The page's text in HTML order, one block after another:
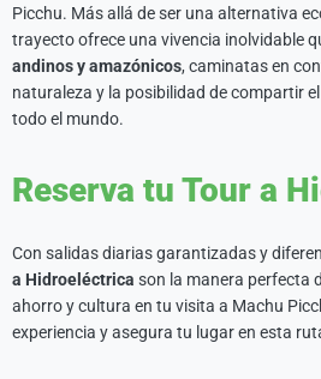
Picchu. Más allá de ser una alternativa
trayecto ofrece una vivencia inolvidable
andinos y amazónicos, caminatas en
naturaleza y la posibilidad de compartir
todo el mundo.
Reserva tu Tour a
Con salidas diarias garantizadas y
a Hidroeléctrica son la manera perfecta
ahorro y cultura en tu visita a Machu
experiencia y asegura tu lugar en esta